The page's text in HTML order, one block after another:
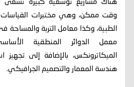
هناك مشاريع توسعية كبيرة تسعى
وقت ممكن، وهي مختبرات القياسات
الطبية، وكذا معامل التربة والمساحة
معمل الدوائر المنطقية
الميكاترونكس، بالإضافة إلى
هندسة المعمار والتصميم الجرافيكي.